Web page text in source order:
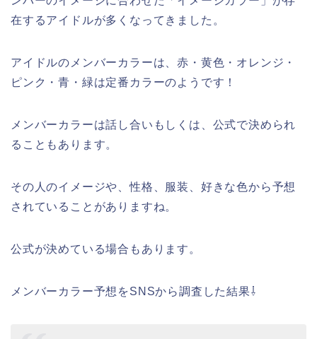
在するアイドルが多くなってきました。
アイドルのメンバーカラーは、赤・黄色・オレンジ・
ピンク・青・緑は定番カラーのようです！
メンバーカラーは話し合いもしくは、公式で決められ
ることもあります。
その人のイメージや、性格、服装、好きな色から予想
されていることがありますね。
公式が決めている場合もあります。
メンバーカラー予想をSNSから調査した結果⇩